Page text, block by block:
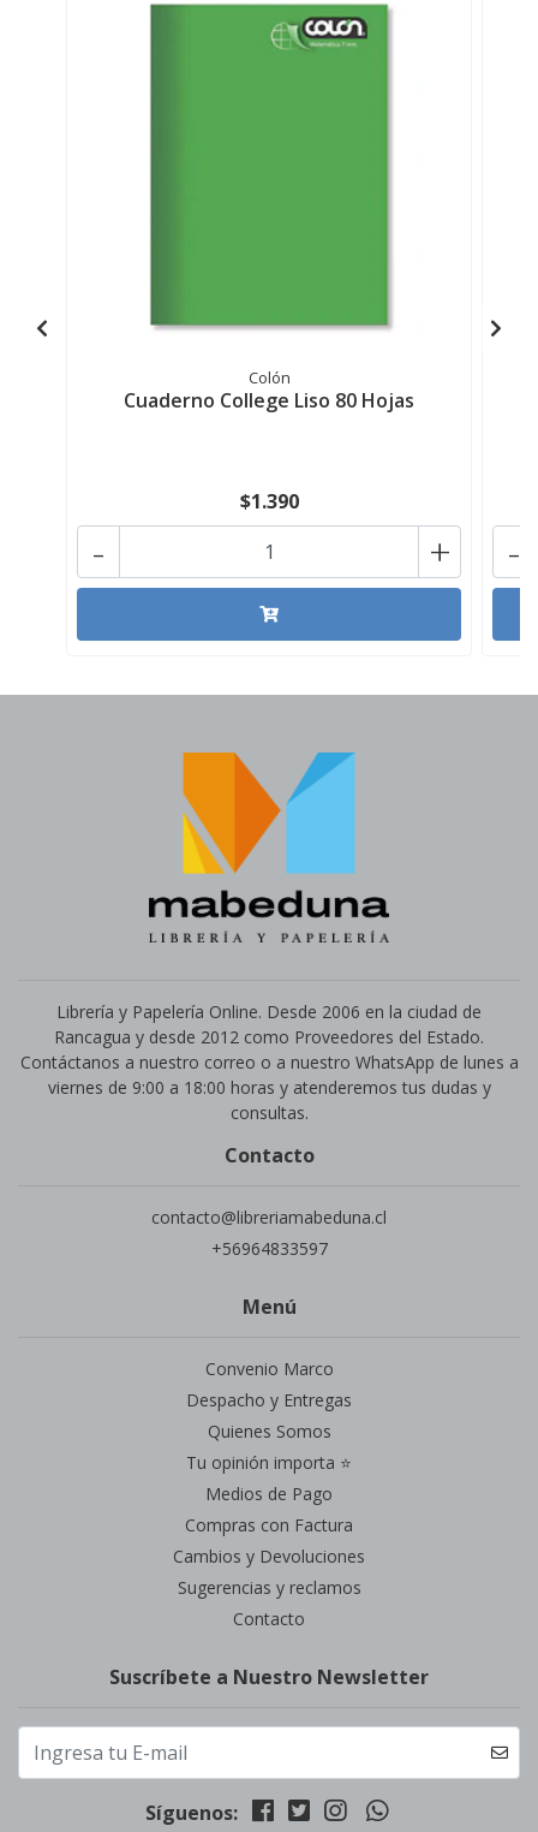
Colón
Cuaderno College Liso 80 Hojas
$1.390
+
- -
Librería y Papelería Online. Desde 2006 en la ciudad de
Rancagua y desde 2012 como Proveedores del Estado.
Contáctanos a nuestro correo o a nuestro WhatsApp de lunes a
viernes de 9:00 a 18:00 horas y atenderemos tus dudas y
consultas.
Contacto
contacto@libreriamabeduna.cl
+56964833597
Menú
Convenio Marco
Despacho y Entregas
Quienes Somos
Tu opinión importa ⭐
Medios de Pago
Compras con Factura
Cambios y Devoluciones
Sugerencias y reclamos
Contacto
Suscríbete a Nuestro Newsletter
Síguenos: